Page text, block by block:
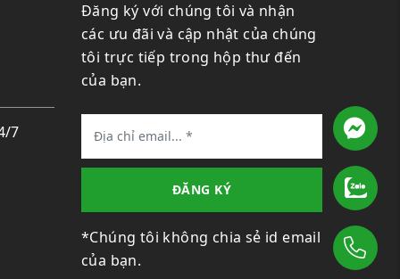
7
Đăng ký với chúng tôi và nhận
các ưu đãi và cập nhật của chúng
tôi trực tiếp trong hộp thư đến
của bạn.
ĐĂNG KÝ
*Chúng tôi không chia sẻ id email
của bạn.